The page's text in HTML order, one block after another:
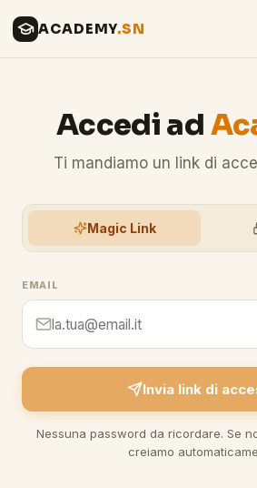
ACADEMY.SN
Accedi ad
Ti mandiamo un link di
Magic Link
EMAIL
Invia link di
Nessuna password da ricordare. Se
creiamo